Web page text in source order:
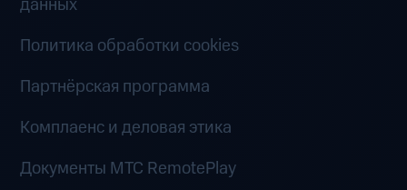
данных
Политика обработки cookies
Партнёрская программа
Комплаенс и деловая этика
Документы MTC RemotePlay